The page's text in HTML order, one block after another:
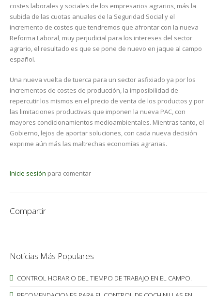
costes laborales y sociales de los empresarios agrarios, más la
subida de las cuotas anuales de la Seguridad Social y el
incremento de costes que tendremos que afrontar con la nueva
Reforma Laboral, muy perjudicial para los intereses del sector
agrario, el resultado es que se pone de nuevo en jaque al campo
español.
Una nueva vuelta de tuerca para un sector asfixiado ya por los
incrementos de costes de producción, la imposibilidad de
repercutir los mismos en el precio de venta de los productos y por
las limitaciones productivas que imponen la nueva PAC, con
mayores condicionamientos medioambientales. Mientras tanto, el
Gobierno, lejos de aportar soluciones, con cada nueva decisión
exprime aún más las maltrechas economías agrarias.
Inicie sesión para comentar
Compartir
Noticias Más Populares
CONTROL HORARIO DEL TIEMPO DE TRABAJO EN EL CAMPO.